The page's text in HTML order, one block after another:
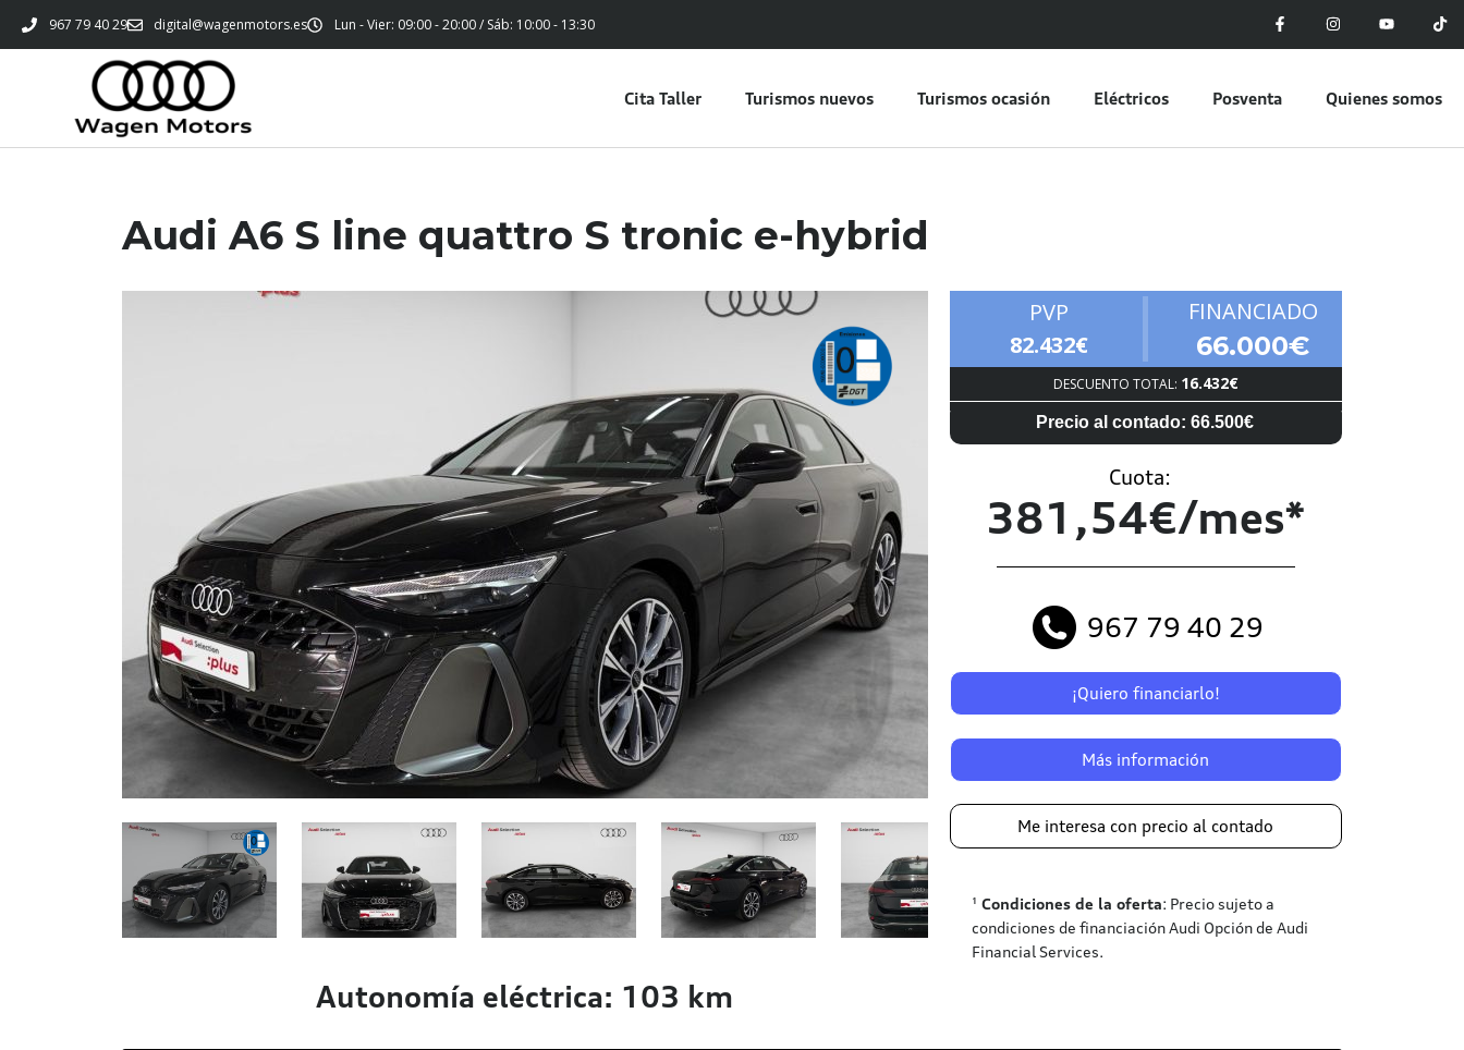
967 79 40 29 digital@wagenmotors.es Lun - Vier: 09:00 - 20:00 / Sáb: 10:00 - 13:30
Cita Taller Turismos nuevos Turismos ocasión Eléctricos Posventa Quienes somos
Audi A6 S line quattro S tronic e-hybrid
Autonomía eléctrica: 103 km
PVP
82.432€
FINANCIADO
66.000€
DESCUENTO TOTAL: 16.432€
Precio al contado: 66.500€
Cuota:
381,54€/mes*
967 79 40 29
¡Quiero financiarlo!
Más información
Me interesa con precio al contado
¹ Condiciones de la oferta: Precio sujeto a
condiciones de financiación Audi Opción de Audi
Financial Services.